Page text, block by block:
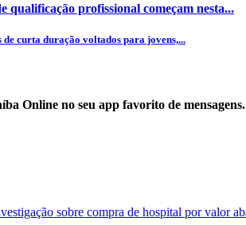
qualificação profissional começam nesta...
de curta duração voltados para jovens,...
Online no seu app favorito de mensagens.